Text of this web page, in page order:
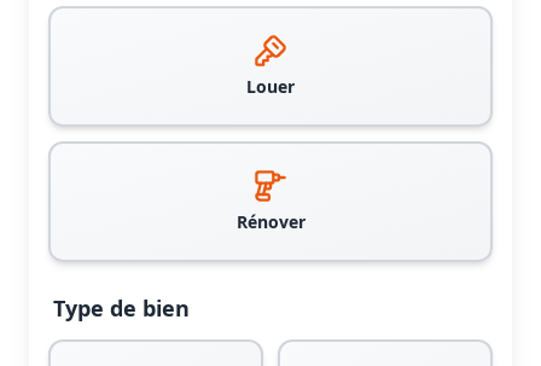
Louer
Rénover
Type de bien